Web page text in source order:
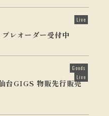
Live
オーダー受付中
Goods
Live
台GIGS 物販先行販売